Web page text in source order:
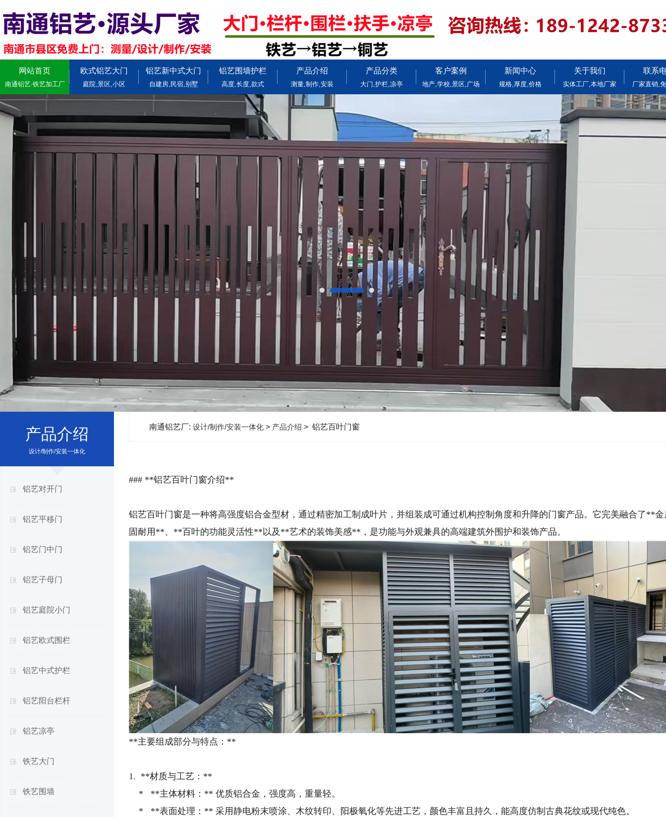
网站首页
南通铝艺·铁艺加工厂
欧式铝艺大门
庭院,景区,小区
铝艺新中式大门
自建房,民宿,别墅
铝艺围墙护栏
高度,长度,款式
产品介绍
测量,制作,安装
产品分类
大门,护栏,凉亭
客户案例
地产,学校,景区,广场
新闻中心
规格,厚度,价格
关于我们
实体工厂,本地厂家
联系
厂家直销,
产品介绍
设计/制作/安装一体化
铝艺对开门
铝艺平移门
铝艺门中门
铝艺子母门
铝艺庭院小门
铝艺欧式围栏
铝艺中式护栏
铝艺阳台栏杆
铝艺凉亭
铁艺大门
铁艺围墙
南通铝艺厂: 设计/制作/安装一体化 > 产品介绍 > 铝艺百叶门窗
### **铝艺百叶门窗介绍**
铝艺百叶门窗是一种将高强度铝合金型材，通过精密加工制成叶片，并组装成可通过机构控制角度和升降的门窗产品。它完美融合了**
固耐用**、**百叶的功能灵活性**以及**艺术的装饰美感**，是功能与外观兼具的高端建筑外围护和装饰产品。
**主要组成部分与特点：**
1. **材质与工艺：**
* **主体材料：** 优质铝合金，强度高，重量轻。
* **表面处理：** 采用静电粉末喷涂、木纹转印、阳极氧化等先进工艺，颜色丰富且持久，能高度仿制古典花纹或现代纯色。